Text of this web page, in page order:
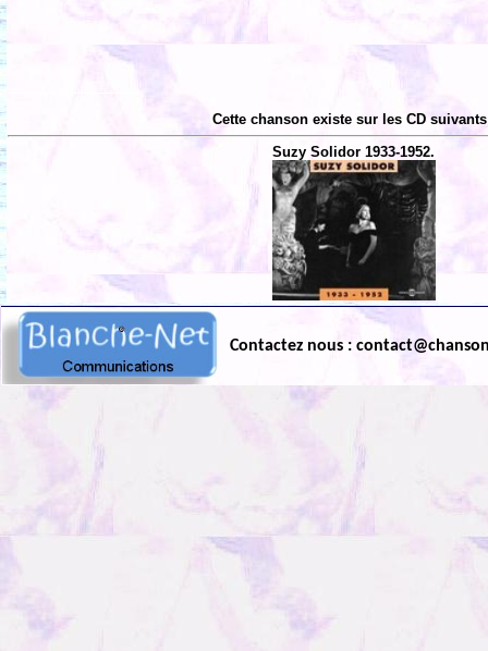
Cette chanson existe sur les CD
Suzy Solidor 1933-1952.
Contactez nous :